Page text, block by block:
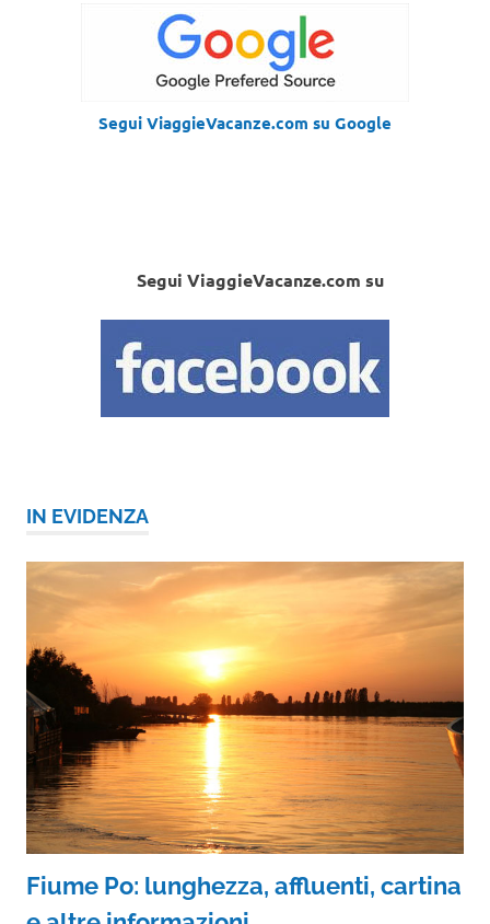
Segui ViaggieVacanze.com su Google
Segui ViaggieVacanze.com su
IN EVIDENZA
Fiume Po: lunghezza, affluenti, cartina